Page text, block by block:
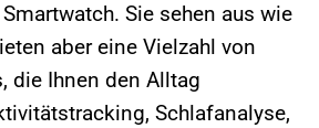
Sie sehen aus wie
aber eine Vielzahl von
die Ihnen den Alltag
Schlafanalyse,